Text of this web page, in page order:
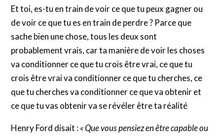
Et toi, es-tu en train de voir ce que tu peux gagner ou
de voir ce que tu es en train de perdre ? Parce que
sache bien une chose, tous les deux sont
probablement vrais, car ta manière de voir les choses
va conditionner ce que tu crois être vrai, ce que tu
crois être vrai va conditionner ce que tu cherches, ce
que tu cherches va conditionner ce que va obtenir et
ce que tu vas obtenir va se révéler être ta réalité
Henry Ford disait :« Que vous pensiez en être capable ou